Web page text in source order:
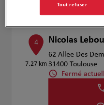
4
7.27 km
Nicolas
62 Allee Des
31400 Toulouse
Fermé
Tout refuser